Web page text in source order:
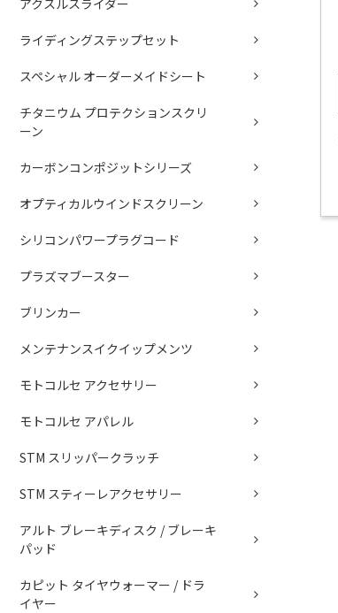
ライディングステップセット
スペシャル オーダーメイドシート
チタニウム プロテクションスクリ
ーン
カーボンコンポジットシリーズ
オプティカルウインドスクリーン
シリコンパワープラグコード
プラズマブースター
ブリンカー
メンテナンスイクイップメンツ
モトコルセ アクセサリー
モトコルセ アパレル
STM スリッパークラッチ
STM スティーレアクセサリー
アルト ブレーキディスク / ブレーキ
パッド
カピット タイヤウォーマー / ドラ
イヤー